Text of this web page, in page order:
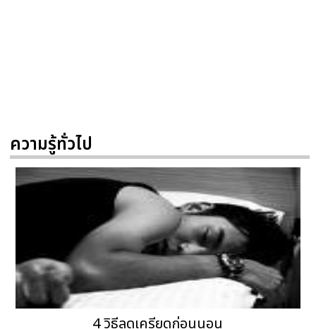
ความรู้ทั่วไป
4 วิธีลดเครียดก่อนนอน